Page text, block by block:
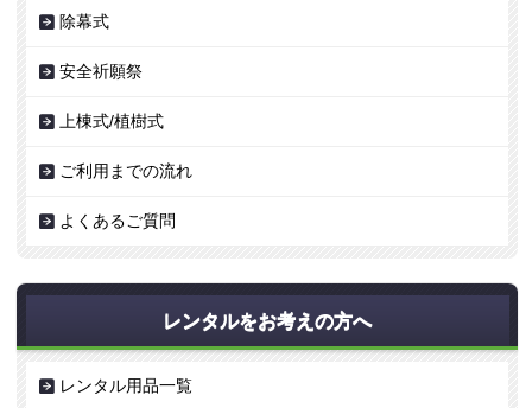
除幕式
安全祈願祭
上棟式/植樹式
ご利用までの流れ
よくあるご質問
レンタルをお考えの方へ
レンタル用品一覧